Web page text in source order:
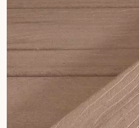
09-
VOUS AVEZ
Nos experts sont à votre